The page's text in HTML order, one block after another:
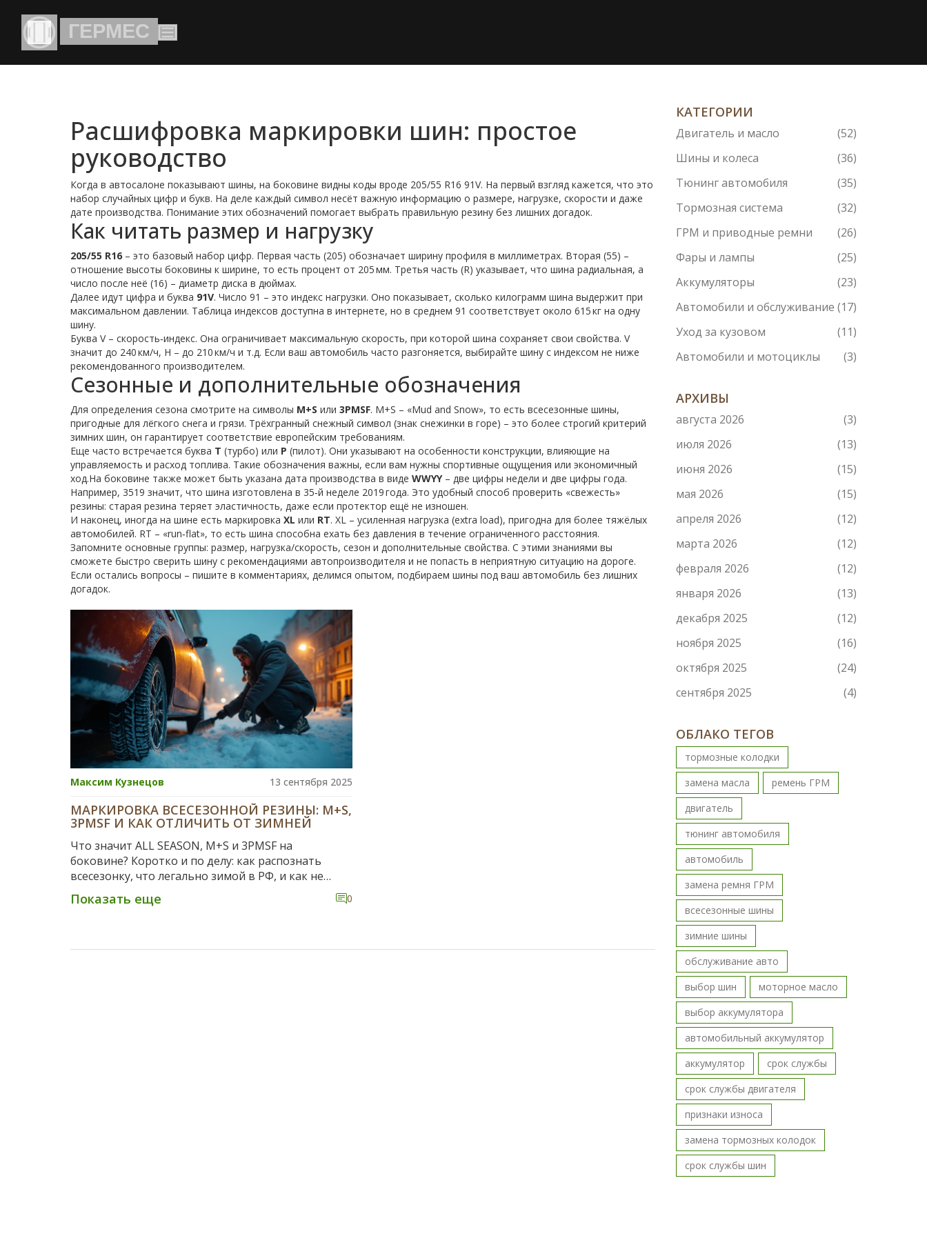
Расшифровка маркировки шин: простое
руководство
Когда в автосалоне показывают шины, на боковине видны коды вроде 205/55 R16 91V. На первый взгляд кажется, что это
набор случайных цифр и букв. На деле каждый символ несёт важную информацию о размере, нагрузке, скорости и даже
дате производства. Понимание этих обозначений помогает выбрать правильную резину без лишних догадок.
Как читать размер и нагрузку
205/55 R16 – это базовый набор цифр. Первая часть (205) обозначает ширину профиля в миллиметрах. Вторая (55) –
отношение высоты боковины к ширине, то есть процент от 205 мм. Третья часть (R) указывает, что шина радиальная, а
число после неё (16) – диаметр диска в дюймах.
Далее идут цифра и буква 91V. Число 91 – это индекс нагрузки. Оно показывает, сколько килограмм шина выдержит при
максимальном давлении. Таблица индексов доступна в интернете, но в среднем 91 соответствует около 615 кг на одну
шину.
Буква V – скорость‑индекс. Она ограничивает максимальную скорость, при которой шина сохраняет свои свойства. V
значит до 240 км/ч, H – до 210 км/ч и т.д. Если ваш автомобиль часто разгоняется, выбирайте шину с индексом не ниже
рекомендованного производителем.
Сезонные и дополнительные обозначения
Для определения сезона смотрите на символы М+S или 3PMSF. M+S – «Mud and Snow», то есть всесезонные шины,
пригодные для лёгкого снега и грязи. Трёхгранный снежный символ (знак снежинки в горе) – это более строгий критерий
зимних шин, он гарантирует соответствие европейским требованиям.
Еще часто встречается буква T (турбо) или P (пилот). Они указывают на особенности конструкции, влияющие на
управляемость и расход топлива. Такие обозначения важны, если вам нужны спортивные ощущения или экономичный
ход.На боковине также может быть указана дата производства в виде WWYY– две цифры недели и две цифры года.
Например, 3519 значит, что шина изготовлена в 35‑й неделе 2019 года. Это удобный способ проверить «свежесть»
резины: старая резина теряет эластичность, даже если протектор ещё не изношен.
И наконец, иногда на шине есть маркировка XL или RT. XL – усиленная нагрузка (extra load), пригодна для более тяжёлых
автомобилей. RT – «run‑flat», то есть шина способна ехать без давления в течение ограниченного расстояния.
Запомните основные группы: размер, нагрузка/скорость, сезон и дополнительные свойства. С этими знаниями вы
сможете быстро сверить шину с рекомендациями автопроизводителя и не попасть в неприятную ситуацию на дороге.
Если остались вопросы – пишите в комментариях, делимся опытом, подбираем шины под ваш автомобиль без лишних
догадок.
Максим Кузнецов 13 сентября 2025
МАРКИРОВКА ВСЕСЕЗОННОЙ РЕЗИНЫ: M+S,
3PMSF И КАК ОТЛИЧИТЬ ОТ ЗИМНЕЙ
Что значит ALL SEASON, M+S и 3PMSF на
боковине? Коротко и по делу: как распознать
всесезонку, что легально зимой в РФ, и как не
ошибиться при покупке.
Показать еще 0
КАТЕГОРИИ
Двигатель и масло
(52)
Шины и колеса
(36)
Тюнинг автомобиля
(35)
Тормозная система
(32)
ГРМ и приводные ремни
(26)
Фары и лампы
(25)
Аккумуляторы
(23)
Автомобили и обслуживание (17)
Уход за кузовом
(11)
Автомобили и мотоциклы
(3)
АРХИВЫ
августа 2026
(3)
июля 2026
(13)
июня 2026
(15)
мая 2026
(15)
апреля 2026
(12)
марта 2026
(12)
февраля 2026
(12)
января 2026
(13)
декабря 2025
(12)
ноября 2025
(16)
октября 2025
(24)
сентября 2025
(4)
ОБЛАКО ТЕГОВ
тормозные колодки
замена масла
ремень ГРМ
двигатель
тюнинг автомобиля
автомобиль
замена ремня ГРМ
всесезонные шины
зимние шины
обслуживание авто
выбор шин
моторное масло
выбор аккумулятора
автомобильный аккумулятор
аккумулятор
срок службы
срок службы двигателя
признаки износа
замена тормозных колодок
срок службы шин